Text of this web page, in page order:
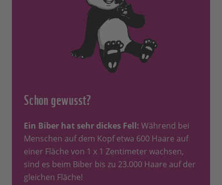
Schon gewusst?
Ein Biber hat sehr dickes Fell: Während bei
Menschen auf dem Kopf etwa 600 Haare auf
einer Fläche von 1 x 1 Zentimeter wachsen,
sind es beim Biber bis zu 23.000 Haare auf der
gleichen Fläche!